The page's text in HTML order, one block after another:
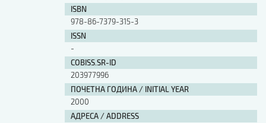
ISBN
978-86-7379-315-3
ISSN
-
COBISS.SR-ID
203977996
ПОЧЕТНА ГОДИНА / INITIAL YEAR
2000
АДРЕСА / ADDRESS